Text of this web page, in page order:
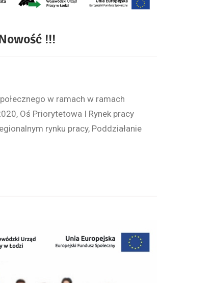
!!!
w ramach w ramach
Oś Priorytetowa I Rynek pracy
rynku pracy, Poddziałanie